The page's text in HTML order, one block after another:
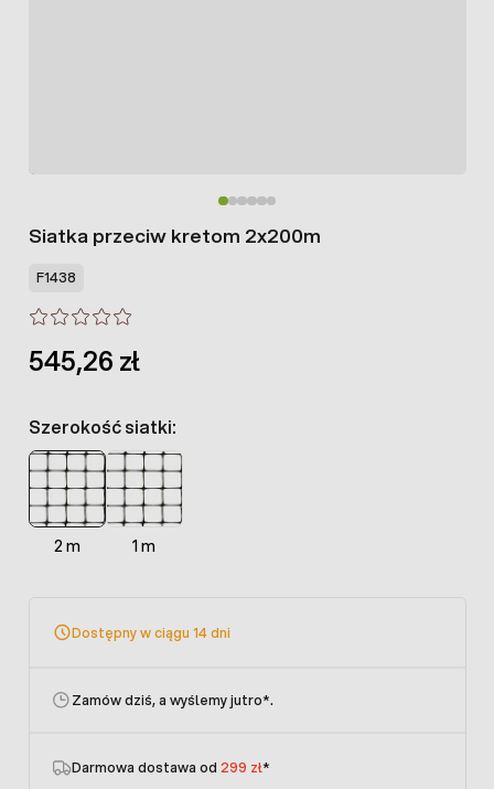
Siatka przeciw kretom 2x200m
F1438
545,26 zł
Szerokość siatki:
2 m 1 m
Dostępny w ciągu 14 dni
Zamów dziś, a wyślemy jutro*.
Darmowa dostawa od 299 zł*